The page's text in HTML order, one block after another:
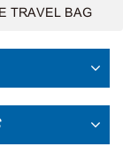
TRAVEL BAG